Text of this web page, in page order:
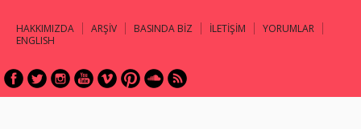
HAKKIMIZDA ARŞİV BASINDA BİZ İLETİŞİM
YORUMLAR
ENGLISH